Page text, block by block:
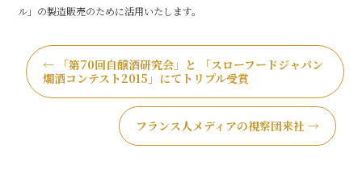
ル」の製造販売のために活用いたします。
← 「第70回自醸酒研究会」と 「スローフードジャパン
燗酒コンテスト2015」にてトリプル受賞
フランス人メディアの視察団来社 →